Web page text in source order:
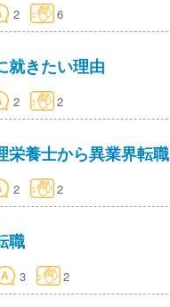
2 6
就きたい理由
2 2
栄養士から異業界転職
2 2
職
3 2